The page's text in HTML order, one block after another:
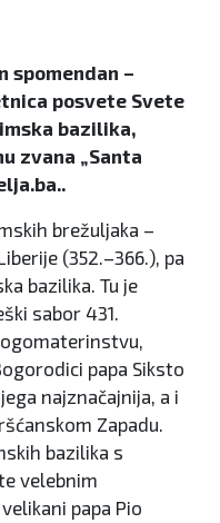
spomendan –
posvete Svete
bazilika,
zvana „Santa
brežuljaka –
(352.–366.), pa
bazilika. Tu je
sabor 431.
papa Siksto
najznačajnija, a i
Zapadu.
bazilika s
velebnim
papa Pio